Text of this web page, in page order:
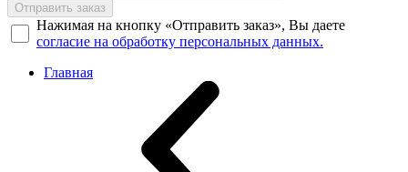
Отправить заказ
Нажимая на кнопку «Отправить заказ», Вы даете
согласие на обработку персональных данных.
Главная